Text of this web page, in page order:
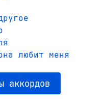
любит меня
аккордов